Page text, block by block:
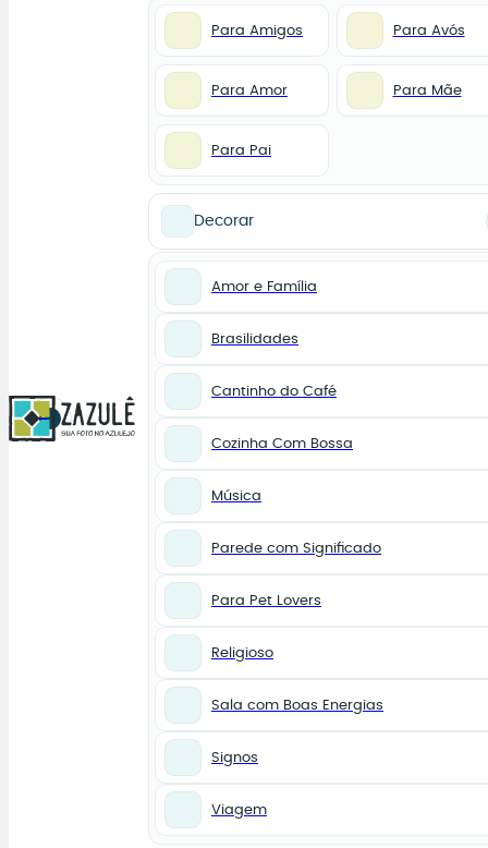
0
Para Amigos Para Avós
Para Amor Para Mãe
Para Pai
Decorar
Amor e Família
Brasilidades
Cantinho do Café
Cozinha Com Bossa
Música
Parede com Significado
Para Pet Lovers
Religioso
Sala com Boas Energias
Signos
Viagem